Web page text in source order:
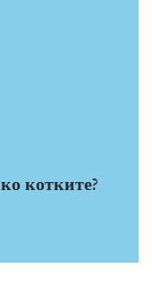
котките?